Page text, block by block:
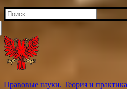
Искать:
Правовые науки. Теория и практика